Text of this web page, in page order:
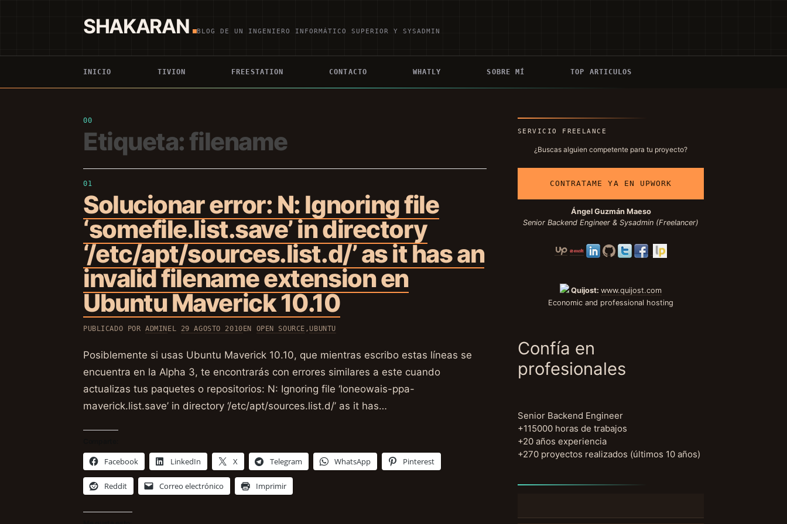
SHAKARAN BLOG DE UN INGENIERO INFORMÁTICO SUPERIOR Y SYSADMIN
INICIO TIVION FREESTATION CONTACTO WHATLY SOBRE MÍ TOP ARTICULOS
Etiqueta: filename
Solucionar error: N: Ignoring file
‘somefile.list.save’ in directory
‘/etc/apt/sources.list.d/’ as it has an
invalid filename extension en
Ubuntu Maverick 10.10
PUBLICADO PORADMINEL 29 AGOSTO 2010EN OPEN SOURCE , UBUNTU
Posiblemente si usas Ubuntu Maverick 10.10, que mientras escribo estas líneas se
encuentra en la Alpha 3, te encontrarás con errores similares a este cuando
actualizas tus paquetes o repositorios: N: Ignoring file ‘loneowais-ppa-
maverick.list.save’ in directory ‘/etc/apt/sources.list.d/’ as it has…
Facebook LinkedIn X Telegram WhatsApp Pinterest
Reddit Correo electrónico Imprimir
SERVICIO FREELANCE
¿Buscas alguien competente para tu proyecto?
CONTRATAME YA EN UPWORK
Ángel Guzmán Maeso
Senior Backend Engineer & Sysadmin (Freelancer)
Quijost: www.quijost.com
Economic and professional hosting
Confía en
profesionales
Senior Backend Engineer
+115000 horas de trabajos
+20 años experiencia
+270 proyectos realizados (últimos 10 años)